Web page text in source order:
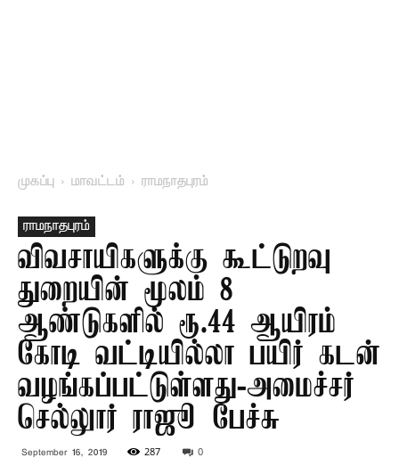
முகப்பு மாவட்டம் ராமநாதபுரம்
ராமநாதபுரம்
விவசாயிகளுக்கு கூட்டுறவு
துறையின் மூலம் 8
ஆண்டுகளில் ரூ.44 ஆயிரம்
கோடி வட்டியில்லா பயிர் கடன்
வழங்கப்பட்டுள்ளது-அமைச்சர்
செல்லுார் ராஜூ பேச்சு
September 16, 2019 287 0